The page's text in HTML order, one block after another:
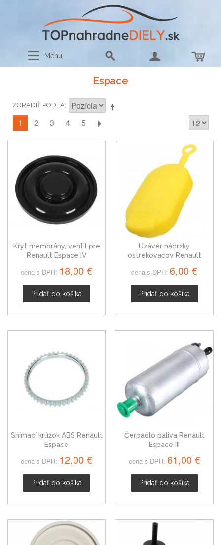
Menu
Espace
ZORADIŤ PODĽA
1 2 3 4 5
Kryt membrány, ventil pre
Renault Espace IV
cena s DPH: 18,00 €
Pridať do košíka
Uzáver nádržky
ostrekovačov Renault
cena s DPH: 6,00 €
Pridať do košíka
Snímací krúžok ABS Renault
Espace
cena s DPH: 12,00 €
Pridať do košíka
Čerpadlo paliva Renault
Espace III
cena s DPH: 61,00 €
Pridať do košíka